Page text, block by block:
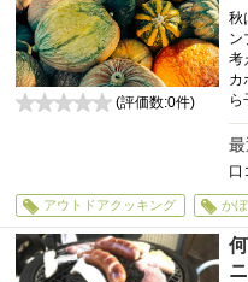
秋
ン
考
カ
ら
口
(評価数:0件)
アウトドアクッキング か